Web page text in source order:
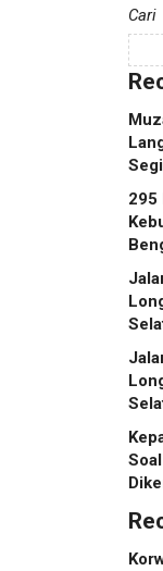
Cari
295